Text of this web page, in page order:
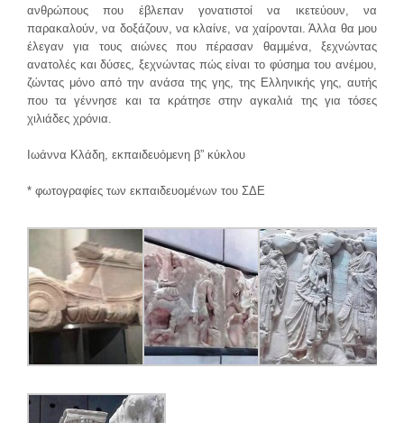
ανθρώπους που έβλεπαν γονατιστοί να ικετεύουν, να
παρακαλούν, να δοξάζουν, να κλαίνε, να χαίρονται. Άλλα θα μου
έλεγαν για τους αιώνες που πέρασαν θαμμένα, ξεχνώντας
ανατολές και δύσες, ξεχνώντας πώς είναι το φύσημα του ανέμου,
ζώντας μόνο από την ανάσα της γης, της Ελληνικής γης, αυτής
που τα γέννησε και τα κράτησε στην αγκαλιά της για τόσες
χιλιάδες χρόνια.
Ιωάννα Κλάδη, εκπαιδευόμενη β” κύκλου
* φωτογραφίες των εκπαιδευομένων του ΣΔΕ